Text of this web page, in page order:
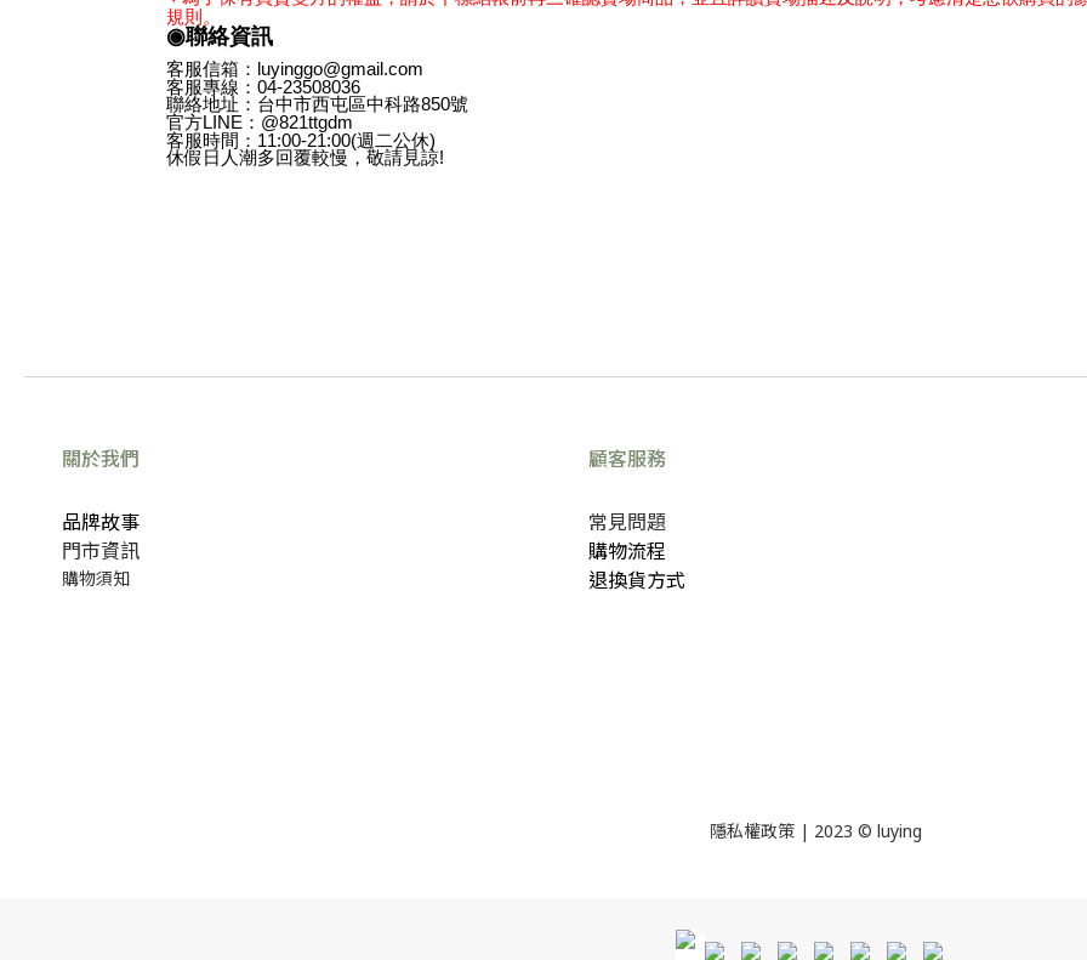
規則。
◉聯絡資訊
客服信箱：luyinggo@gmail.com
客服專線：04-23508036
聯絡地址：台中市西屯區中科路850號
官方LINE：@821ttgdm
客服時間：11:00-21:00(週二公休)
休假日人潮多回覆較慢，敬請見諒!
關於我們
品牌故事
門市資訊
購物須知
顧客服務
常見問題
購物流程
退換貨方式
隱私權政策| 2023 © luying